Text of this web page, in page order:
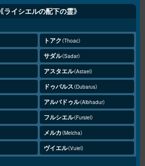
《ライシエルの配下の霊》
トアク Thoac
サダル Sadar
アスタエル Astael
ドゥバルス Dubarus
アルバドゥル Albhadur
フルシエル Fursiel
メルカ Melcha
ヴイエル Vuiel